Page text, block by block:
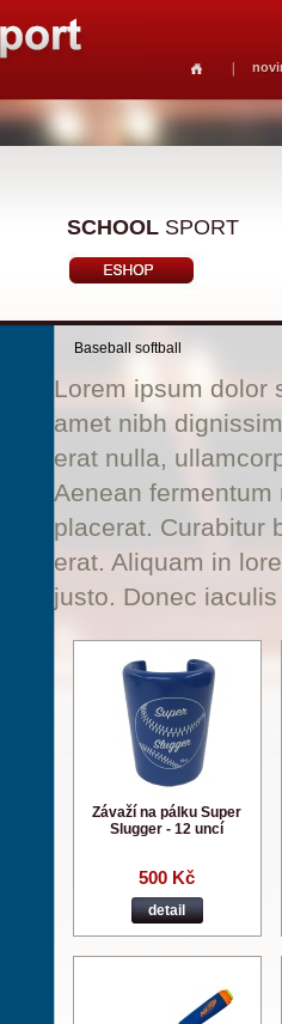
SCHOOL SPORT
Baseball softball
Lorem ipsum dolor
amet nibh
erat nulla,
Aenean
placerat. Curabitur
erat. Aliquam in
justo. Donec
Závaží na pálku Super
Slugger - 12 uncí
500 Kč
detail